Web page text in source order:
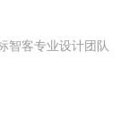
智客专业设计团队